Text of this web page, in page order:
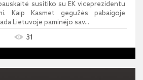
susitiko su EK viceprezidentu
Kaip Kasmet gegužės pabaigoje
Lietuvoje paminėjo sav...
31